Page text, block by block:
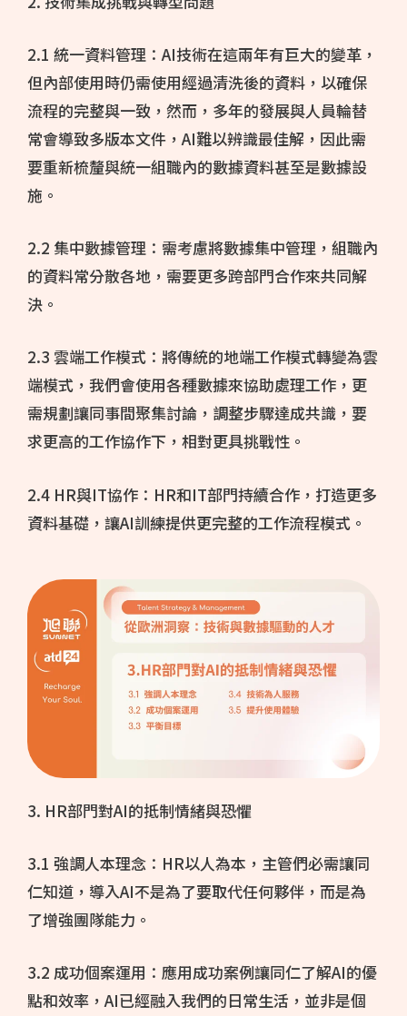
2.1 統一資料管理：AI技術在這兩年有巨大的變革，
但內部使用時仍需使用經過清洗後的資料，以確保
流程的完整與一致，然而，多年的發展與人員輪替
常會導致多版本文件，AI難以辨識最佳解，因此需
要重新梳釐與統一組職內的數據資料甚至是數據設
施。
2.2 集中數據管理：需考慮將數據集中管理，組職內
的資料常分散各地，需要更多跨部門合作來共同解
決。
2.3 雲端工作模式：將傳統的地端工作模式轉變為雲
端模式，我們會使用各種數據來協助處理工作，更
需規劃讓同事間聚集討論，調整步驟達成共識，要
求更高的工作協作下，相對更具挑戰性。
2.4 HR與IT協作：HR和IT部門持續合作，打造更多
資料基礎，讓AI訓練提供更完整的工作流程模式。
3. HR部門對AI的抵制情緒與恐懼
3.1 強調人本理念：HR以人為本，主管們必需讓同
仁知道，導入AI不是為了要取代任何夥伴，而是為
了增強團隊能力。
3.2 成功個案運用：應用成功案例讓同仁了解AI的優
點和效率，AI已經融入我們的日常生活，並非是個